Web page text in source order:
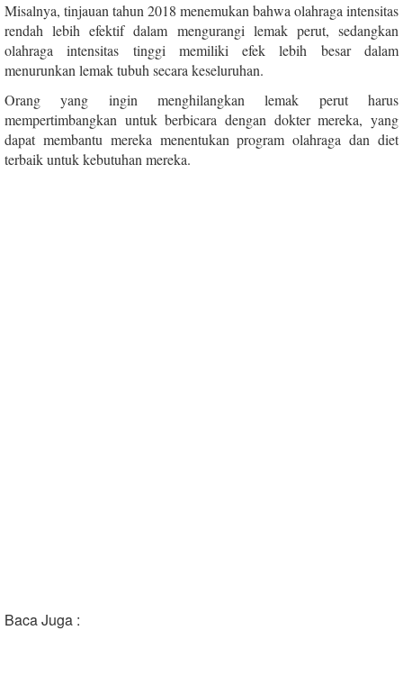
Misalnya, tinjauan tahun 2018 menemukan bahwa olahraga intensitas
rendah lebih efektif dalam mengurangi lemak perut, sedangkan
olahraga intensitas tinggi memiliki efek lebih besar dalam
menurunkan lemak tubuh secara keseluruhan.
Orang yang ingin menghilangkan lemak perut harus
mempertimbangkan untuk berbicara dengan dokter mereka, yang
dapat membantu mereka menentukan program olahraga dan diet
terbaik untuk kebutuhan mereka.
Baca Juga :